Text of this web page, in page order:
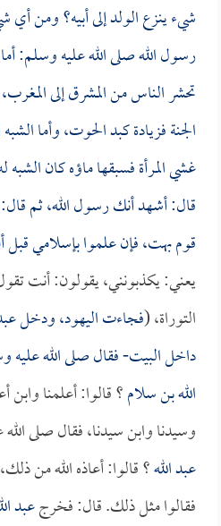
شيء ينزع الولد إلى أبيه؟ ومن أي
رسول الله صلى الله عليه وسلم:
تحشر الناس من المشرق إلى
الجنة فزيادة كبد الحوت، وأما
غشي المرأة فسبقها ماؤه كان الشبه
قال: أشهد أنك رسول الله، ثم قال:
قوم بهت، فإن علموا بإسلامي قبل
يعني: يكذبونني، يقولون: أنت
التوراة، (فجاءت اليهود، ودخل
داخل البيت- فقال صلى الله
الله بن سلام؟ قالوا: أعلمنا وابن
وسيدنا وابن سيدنا، فقال صلى
عبد الله؟ قالوا: أعاذه الله من
فقالوا مثل ذلك. قال: فخرجعبد